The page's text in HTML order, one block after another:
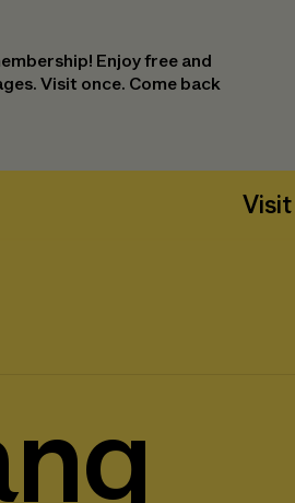
Enjoy free and
Visit once. Come back
Visit